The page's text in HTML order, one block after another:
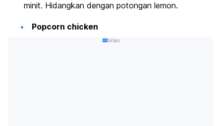
minit. Hidangkan dengan potongan lemon.
Popcorn chicken
Iklan